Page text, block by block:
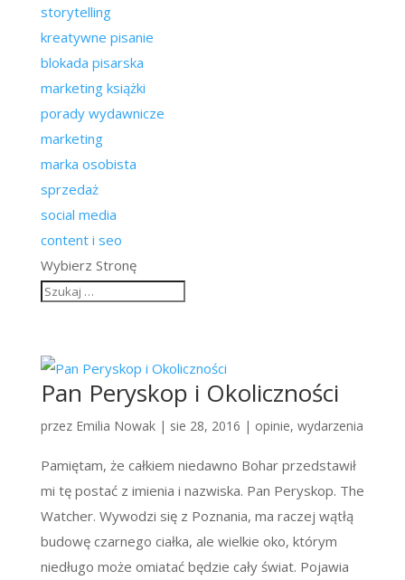
storytelling
kreatywne pisanie
blokada pisarska
marketing książki
porady wydawnicze
marketing
marka osobista
sprzedaż
social media
content i seo
Wybierz Stronę
Pan Peryskop i Okoliczności
przez Emilia Nowak| sie 28, 2016 | opinie, wydarzenia
Pamiętam, że całkiem niedawno Bohar przedstawił
mi tę postać z imienia i nazwiska. Pan Peryskop. The
Watcher. Wywodzi się z Poznania, ma raczej wątłą
budowę czarnego ciałka, ale wielkie oko, którym
niedługo może omiatać będzie cały świat. Pojawia